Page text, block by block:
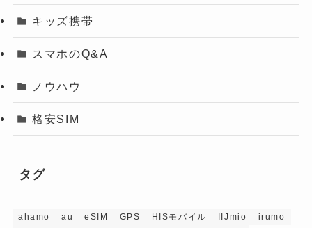
キッズ携帯
スマホのQ&A
ノウハウ
格安SIM
タグ
ahamo au eSIM GPS HISモバイル IIJmio
irumo